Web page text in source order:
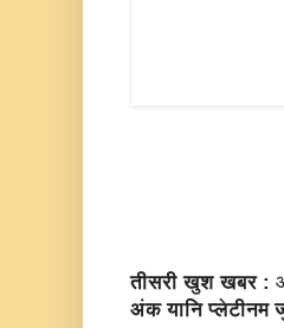
तीसरी खुश खबर :
अंक यानि प्लेटीनम